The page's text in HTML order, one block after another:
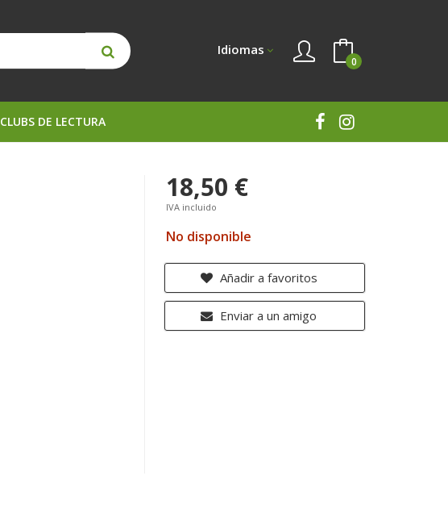
Idiomas
0
CLUBS DE LECTURA
18,50 €
IVA incluido
No disponible
Añadir a favoritos
Enviar a un amigo